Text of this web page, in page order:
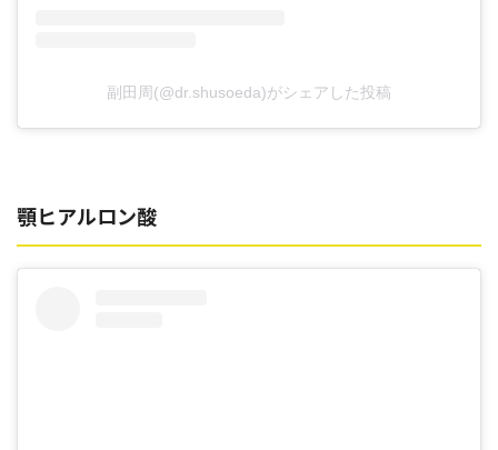
副田周(@dr.shusoeda)がシェアした投稿
顎ヒアルロン酸